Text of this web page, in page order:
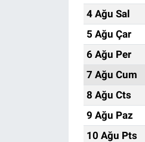
4 Ağu Sal
5 Ağu Çar
6 Ağu Per
7 Ağu Cum
8 Ağu Cts
9 Ağu Paz
10 Ağu Pts